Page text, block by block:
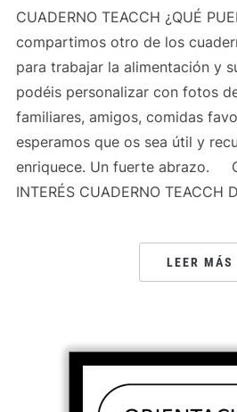
CUADERNO TEACCH ¿QUÉ
compartimos otro de los
para trabajar la alimentación y
podéis personalizar con fotos
familiares, amigos, comidas
esperamos que os sea útil y
enriquece. Un fuerte abrazo.
INTERÉS CUADERNO TEACCH
LEER MÁS